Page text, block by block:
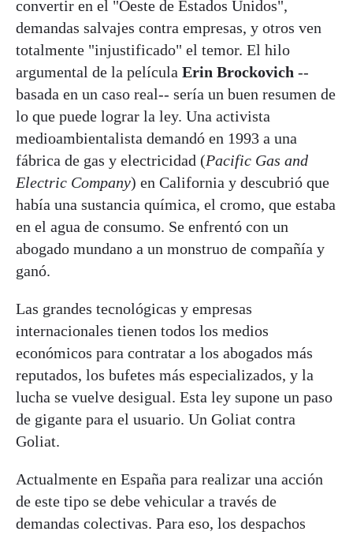
convertir en el "Oeste de Estados Unidos",
demandas salvajes contra empresas, y otros ven
totalmente "injustificado" el temor. El hilo
argumental de la película Erin Brockovich --
basada en un caso real-- sería un buen resumen de
lo que puede lograr la ley. Una activista
medioambientalista demandó en 1993 a una
fábrica de gas y electricidad (Pacific Gas and
Electric Company) en California y descubrió que
había una sustancia química, el cromo, que estaba
en el agua de consumo. Se enfrentó con un
abogado mundano a un monstruo de compañía y
ganó.
Las grandes tecnológicas y empresas
internacionales tienen todos los medios
económicos para contratar a los abogados más
reputados, los bufetes más especializados, y la
lucha se vuelve desigual. Esta ley supone un paso
de gigante para el usuario. Un Goliat contra
Goliat.
Actualmente en España para realizar una acción
de este tipo se debe vehicular a través de
demandas colectivas. Para eso, los despachos